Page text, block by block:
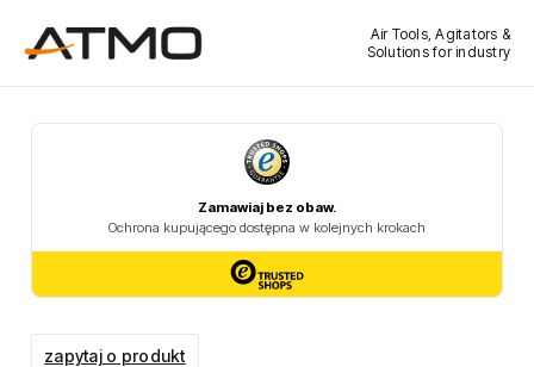
Air Tools, Agitators &
Solutions for industry
zapytaj o produkt